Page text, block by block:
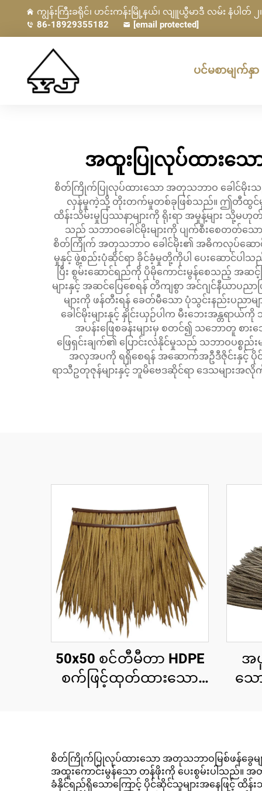
ကျွန်းကြီးခရိုင်၊ ဟင်းကန်းမြို့နယ်၊ လျူယွီမာဒီ လမ်း နံပါတ်
86-18929355182
[email protected]
ပင်မစာမျက်နှာ
အထူးပြုလုပ်ထားသ
စိတ်ကြိုက်ပြုလုပ်ထားသော အတုသဘာဝ ခေါင်မိုးသည်
လှန်မှုကဲ့သို့ တိုးတက်မှုတစ်ခုဖြစ်သည်။ ဤတီထွင်မှုရှိ
ထိန်းသိမ်းမှုပြဿနာများကို ရိုးရာ အမှုန့်များ သို့မဟု
သည် သဘာဝခေါင်မိုးများကို ပျက်စီးစေတတ်သော
စိတ်ကြိုက် အတုသဘာဝ ခေါင်မိုး၏ အဓိကလုပ်ဆော
မှုနှင့် ဖွဲ့စည်းပုံဆိုင်ရာ ခိုင်ခံ့မှုတို့ကိုပါ ပေးဆောင်ပါသ
ပြီး စွမ်းဆောင်ရည်ကို ပိုမိုကောင်းမွန်စေသည့် အဆ
များနှင့် အဆင်ပြေစေရန် တိကျစွာ အင်ဂျင်နီယာ
များကို ဖန်တီးရန် ခေတ်မီသော ပုံသွင်းနည်းပညာမ
ခေါင်မိုးများနှင့် နှိုင်းယှဉ်ပါက မီးဘေးအန္တရ
အပန်းဖြေစခန်းများမှ စတင်၍ သဘောတူ စာ
ဖြေရှင်းချက်၏ ပြောင်းလဲနိုင်မှုသည် သဘာဝပစ္စည်
အလှအပကို ရရှိစေရန် အဆောက်အဦဒီဇိုင်းနှင့် ပိုင်
ရာသီဥတုဇုန်များနှင့် ဘူမိဗေဒဆိုင်ရာ ဒေသမျာ
50x50 စင်တီမီတာ HDPE
စက်ဖြင့်ထုတ်ထားသော
သောဒေသရှိ အပန်းဖြေ
စခန်းများအတွက်
အ
သေ
ရည်
စိတ်ကြိုက်ပြုလုပ်ထားသော အတုသဘာဝမြစ်ဖန်ခွေမျာ
အထူးကောင်းမွန်သော တန်ဖိုးကို ပေးစွမ်းပါသည်။ အ
ခံနိုင်ရည်ရှိသောကြောင့် ပိုင်ဆိုင်သူများအနေဖြင့်